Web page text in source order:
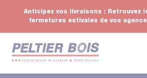
Anticipez vos livraisons : Retrouvez
fermetures estivales de vos